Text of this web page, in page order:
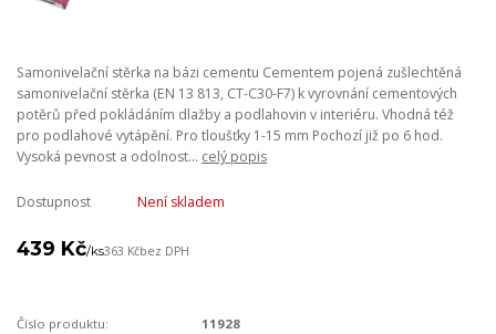
Samonivelační stěrka na bázi cementu Cementem pojená zušlechtěná
samonivelační stěrka (EN 13 813, CT-C30-F7) k vyrovnání cementových
potěrů před pokládáním dlažby a podlahovin v interiéru. Vhodná též
pro podlahové vytápění. Pro tloušťky 1-15 mm Pochozí již po 6 hod.
Vysoká pevnost a odolnost... celý popis
Dostupnost Není skladem
439 Kč/ks363 Kčbez DPH
Číslo produktu:
11928